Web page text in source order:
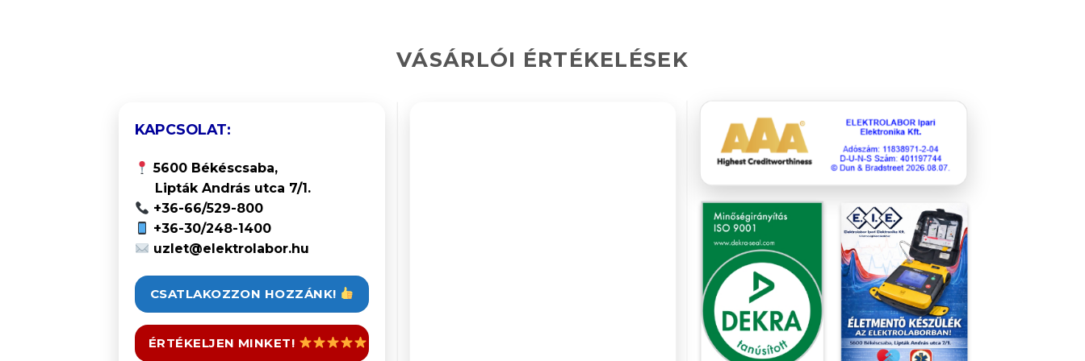
VÁSÁRLÓI ÉRTÉKELÉSEK
KAPCSOLAT:
5600 Békéscsaba,
Lipták András utca 7/1.
+36-66/529-800
+36-30/248-1400
uzlet@elektrolabor.hu
CSATLAKOZZON HOZZÁNK!
ÉRTÉKELJEN MINKET!